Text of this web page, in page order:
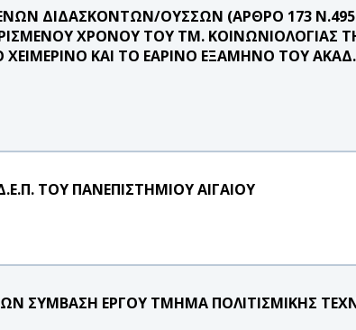
ΔΙΔΑΣΚΟΝΤΩΝ/ΟΥΣΣΩΝ (ΑΡΘΡΟ 173
ΧΡΟΝΟΥ ΤΟΥ ΤΜ. ΚΟΙΝΩΝΙΟΛΟΓΙΑΣ
ΚΑΙ ΤΟ ΕΑΡΙΝΟ ΕΞΑΜΗΝΟ ΤΟΥ
ΤΟΥ ΠΑΝΕΠΙΣΤΗΜΙΟΥ ΑΙΓΑΙΟΥ
ΣΥΜΒΑΣΗ ΕΡΓΟΥ ΤΜΗΜΑ ΠΟΛΙΤΙΣΜΙΚΗΣ